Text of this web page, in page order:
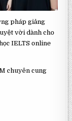
pháp giảng
vời dành cho
IELTS online
chuyên cung